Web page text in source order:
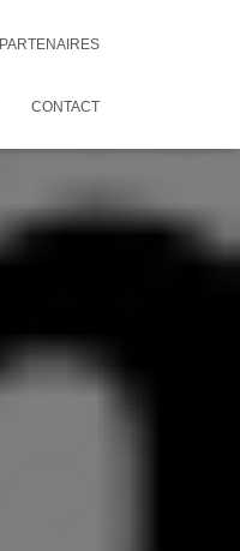
PARTENAIRES
CONTACT